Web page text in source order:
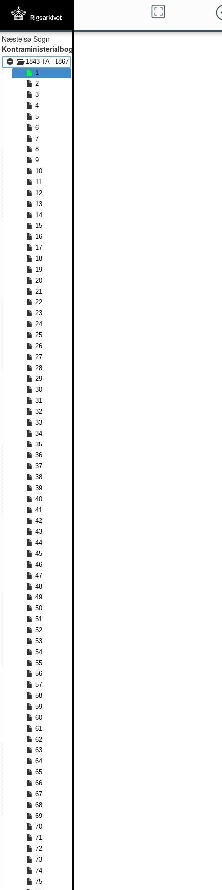
Næstelsø Sogn
Kontraministerialbog
1843 TA - 1867 TA
1
2
3
4
5
6
7
8
9
10
11
12
13
14
15
16
17
18
19
20
21
22
23
24
25
26
27
28
29
30
31
32
33
34
35
36
37
38
39
40
41
42
43
44
45
46
47
48
49
50
51
52
53
54
55
56
57
58
59
60
61
62
63
64
65
66
67
68
69
70
71
72
73
74
75